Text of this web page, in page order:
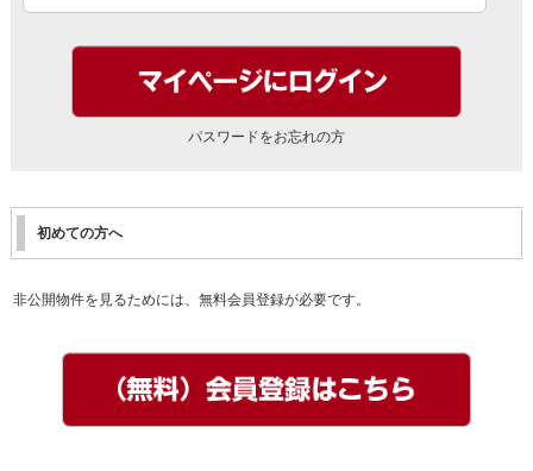
パスワードをお忘れの方
初めての方へ
非公開物件を見るためには、無料会員登録が必要です。